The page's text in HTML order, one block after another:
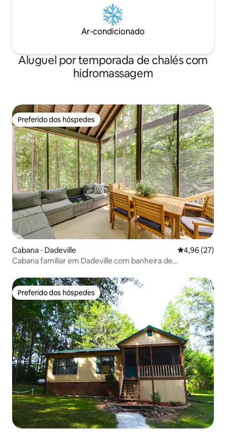
Ar-condicionado
Aluguel por temporada de chalés com
hidromassagem
Preferido dos hóspedes
Preferido dos hóspedes
Cabana ⋅ Dadeville 4,96 de uma
4,96 (27)
Cabana familiar em Dadeville com banheira de
Preferido dos hóspedes
Preferido dos hóspedes